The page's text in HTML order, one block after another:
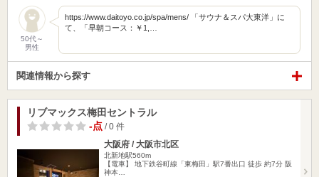
50代～
男性
https://www.daitoyo.co.jp/spa/mens/ 「サウナ＆スパ大東洋」に
て、「早朝コース：￥1,…
関連情報から探す
リブマックス梅田セントラル
-点 / 0 件
大阪府 / 大阪市北区
北新地駅560m
【電車】 地下鉄谷町線「東梅田」駅7番出口 徒歩 約7分 阪
神本…